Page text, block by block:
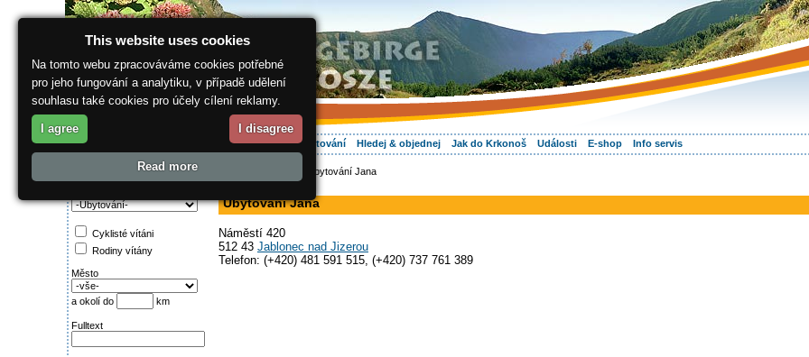
O regionu Vaše dovolená Ubytování Hledej & objednej Jak do Krkonoš Události E-shop Info servis
Najděte si:
Cyklisté vítáni
Rodiny vítány
Město
a okolí do km
Fulltext
> Ubytování Jana
Ubytování Jana
Náměstí 420
512 43 Jablonec nad Jizerou
Telefon: (+420) 481 591 515, (+420) 737 761 389
This website uses cookies
Na tomto webu zpracováváme cookies potřebné
pro jeho fungování a analytiku, v případě udělení
souhlasu také cookies pro účely cílení reklamy.
I agree I disagree
Read more